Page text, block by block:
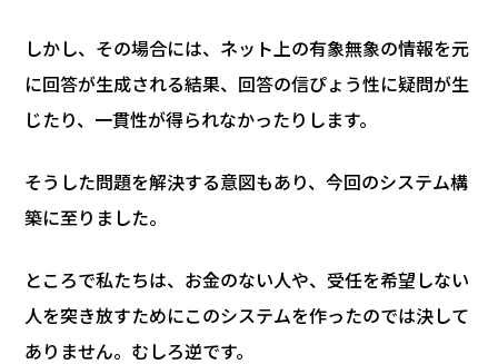
しかし、その場合には、ネット上の有象無象の情報を元
に回答が生成される結果、回答の信ぴょう性に疑問が生
じたり、一貫性が得られなかったりします。
そうした問題を解決する意図もあり、今回のシステム構
築に至りました。
ところで私たちは、お金のない人や、受任を希望しない
人を突き放すためにこのシステムを作ったのでは決して
ありません。むしろ逆です。